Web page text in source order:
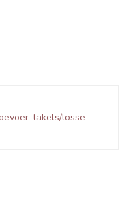
takels/losse-